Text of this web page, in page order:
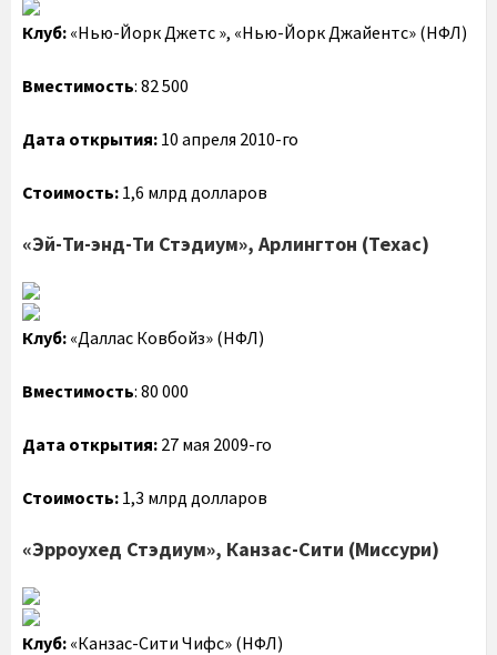
Клуб: «Нью-Йорк Джетс », «Нью-Йорк Джайентс» (НФЛ)
Вместимость: 82 500
Дата открытия: 10 апреля 2010-го
Стоимость: 1,6 млрд долларов
«Эй-Ти-энд-Ти Стэдиум», Арлингтон (Техас)
Клуб: «Даллас Ковбойз» (НФЛ)
Вместимость: 80 000
Дата открытия: 27 мая 2009-го
Стоимость: 1,3 млрд долларов
«Эрроухед Стэдиум», Канзас-Сити (Миссури)
Клуб: «Канзас-Сити Чифс» (НФЛ)